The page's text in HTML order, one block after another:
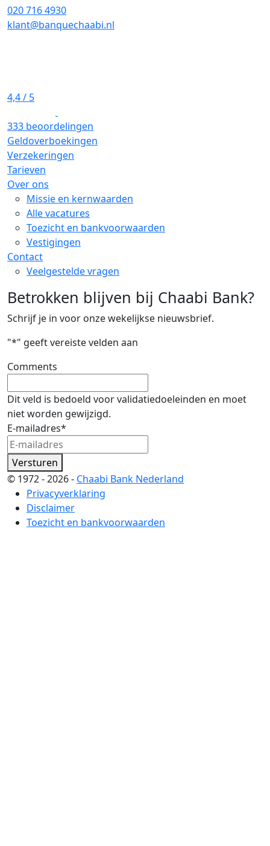
020 716 4930
klant@banquechaabi.nl
4,4/ 5
333 beoordelingen
Geldoverboekingen
Verzekeringen
Tarieven
Over ons
Missie en kernwaarden
Alle vacatures
Toezicht en bankvoorwaarden
Vestigingen
Contact
Veelgestelde vragen
Betrokken blijven bij Chaabi Bank?
Schrijf je in voor onze wekelijkse nieuwsbrief.
"*" geeft vereiste velden aan
Comments
Dit veld is bedoeld voor validatiedoeleinden en moet
niet worden gewijzigd.
E-mailadres*
Versturen
© 1972 - 2026 - Chaabi Bank Nederland
Privacyverklaring
Disclaimer
Toezicht en bankvoorwaarden